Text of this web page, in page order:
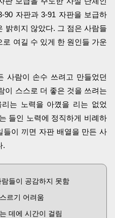
90 자판과 3-91 자판을 보급하
밝히지 않았다. 그 점은 사람들
여길 수 있게 한 원인들 가운
사람이 손수 쓰려고 만들었던
이 스스로 더 좋은 것을 쓰려는
는 노력을 아꼈을 리는 없었
들인 노력에 정직하게 비례하
들이 끼면 자판 배열을 만든 사
.
들이 공감하지 못함
르기 어려움
데에 시간이 걸림